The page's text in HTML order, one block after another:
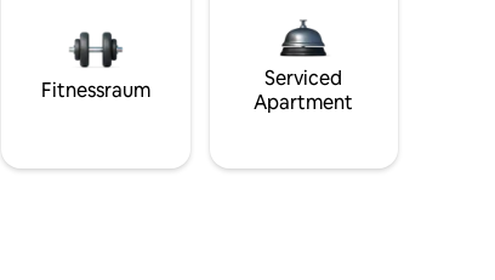
Fitnessraum
Serviced
Apartment